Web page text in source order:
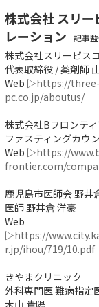
株式会社 スリー
レーション
記事
株式会社スリーピス
代表取締役 / 薬剤師
Web ▷https://three-
pc.co.jp/aboutus/
株式会社Bフロンテ
ファスティングカウ
Web ▷https://
frontier.com/
鹿児島市医師会 野井
医師 野井倉 洋豪
Web
▷https://
r.jp/ihou/719/10.pdf
きやまクリニック
外科専門医 難病指定
木山 貴陽